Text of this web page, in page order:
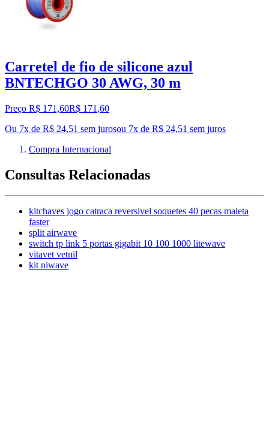
Carretel de fio de silicone azul
BNTECHGO 30 AWG, 30 m
Preço R$ 171,60R$ 171 ,60
Ou 7x de R$ 24,51 sem jurosou 7x de R$ 24,51 sem juros
Compra Internacional
Consultas Relacionadas
kitchaves jogo catraca reversivel soquetes 40 pecas maleta
faster
split airwave
switch tp link 5 portas gigabit 10 100 1000 litewave
vitavet vetnil
kit niwave